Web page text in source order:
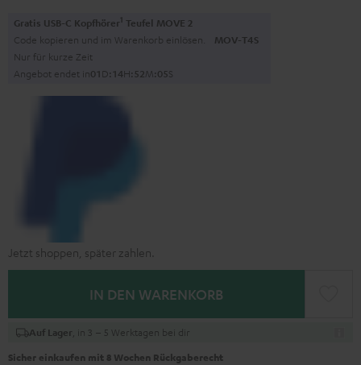
Gratis USB-C Kopfhörer1 Teufel MOVE 2
Code kopieren und im Warenkorb einlösen. MOV-T4S
Nur für kurze Zeit
Angebot endet in01D:14H: 52M:04S
Jetzt shoppen, später zahlen.
IN DEN WARENKORB
Auf Lager , in 3 – 5 Werktagen bei dir
Sicher einkaufen mit 8 Wochen Rückgaberecht